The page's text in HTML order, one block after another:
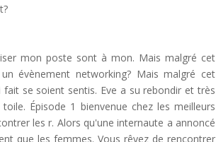
mon poste sont à mon. Mais malgré cet
évènement networking? Mais malgré cet
se soient sentis. Eve a su rebondir et très
Épisode 1 bienvenue chez les meilleurs
les r. Alors qu'une internaute a annoncé
que les femmes. Vous rêvez de rencontrer